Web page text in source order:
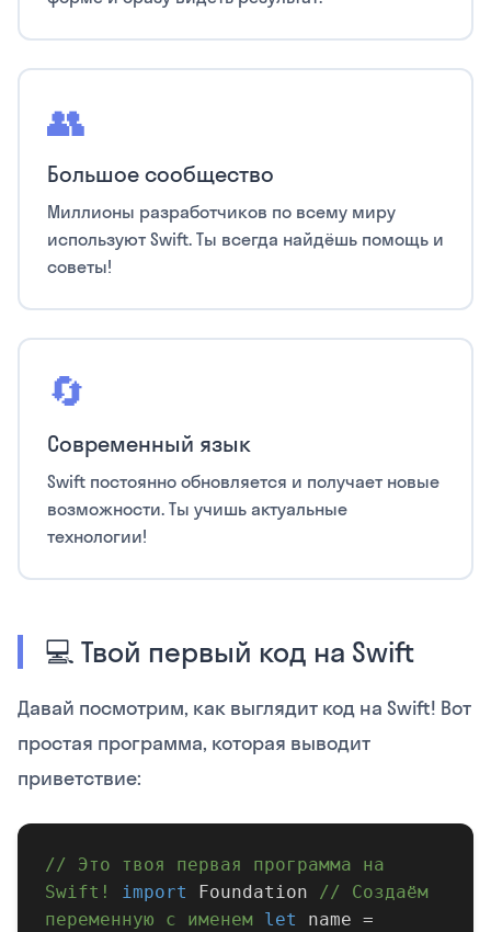
👥
Большое сообщество
Миллионы разработчиков по всему миру
используют Swift. Ты всегда найдёшь помощь и
советы!
🔄
Современный язык
Swift постоянно обновляется и получает новые
возможности. Ты учишь актуальные
технологии!
💻 Твой первый код на Swift
Давай посмотрим, как выглядит код на Swift! Вот
простая программа, которая выводит
приветствие:
// Это твоя первая программа на
Swift!
import Foundation // Создаём
переменную с именем let
name =